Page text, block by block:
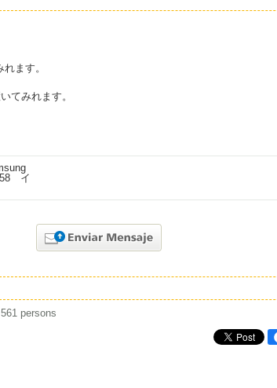
ます。
てみれます。
561 persons